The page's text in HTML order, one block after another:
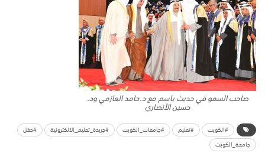
صاحب السمو في حديث باسم مع د.حامد العازمي ود.
حسين الأنصاري
#الكويت #تعليم #جامعات_الكويت #جريدة_تعليم_الالكترونية
#حفل
جامعة_الكويت